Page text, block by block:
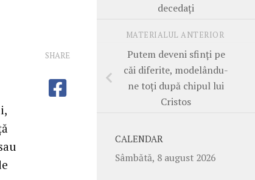
SHARE
decedaţi
MATERIALUL ANTERIOR
Putem deveni sfinţi pe
căi diferite, modelându-
ne toţi după chipul lui
Cristos
CALENDAR
Sâmbătă, 8 august 2026